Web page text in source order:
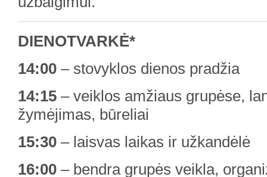
DIENOTVARKĖ*
14:00 – stovyklos dienos pradžia
14:15 – veiklos amžiaus grupėse,
žymėjimas, būreliai
15:30 – laisvas laikas ir užkandėlė
16:00 – bendra grupės veikla,